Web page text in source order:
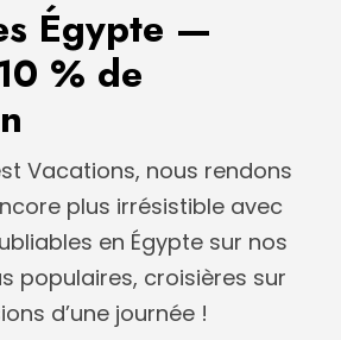
Égypte —
% de
Vacations, nous rendons
plus irrésistible avec
en Égypte sur nos
populaires, croisières sur
d’une journée !